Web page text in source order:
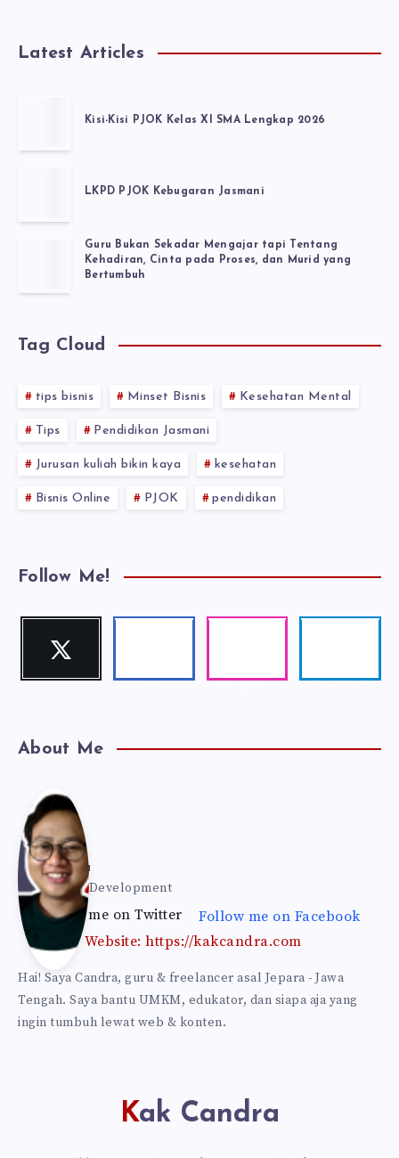
Latest Articles
Kisi-Kisi PJOK Kelas XI SMA Lengkap 2026
LKPD PJOK Kebugaran Jasmani
Guru Bukan Sekadar Mengajar tapi Tentang
Kehadiran, Cinta pada Proses, dan Murid yang
Bertumbuh
Tag Cloud
tips bisnis Minset Bisnis Kesehatan Mental
Tips Pendidikan Jasmani
Jurusan kuliah bikin kaya kesehatan
Bisnis Online PJOK pendidikan
Follow Me!
Twitter
Follow me!
Follow me! Our photos! Follow me!
About Me
Kak
Can
dra
Kak Candra
Web & Self Development
Follow me on Twitter
Follow me on Facebook
Website: https://kakcandra.com
Hai! Saya Candra, guru & freelancer asal Jepara - Jawa
Tengah. Saya bantu UMKM, edukator, dan siapa aja yang
ingin tumbuh lewat web & konten.
Kak Candra